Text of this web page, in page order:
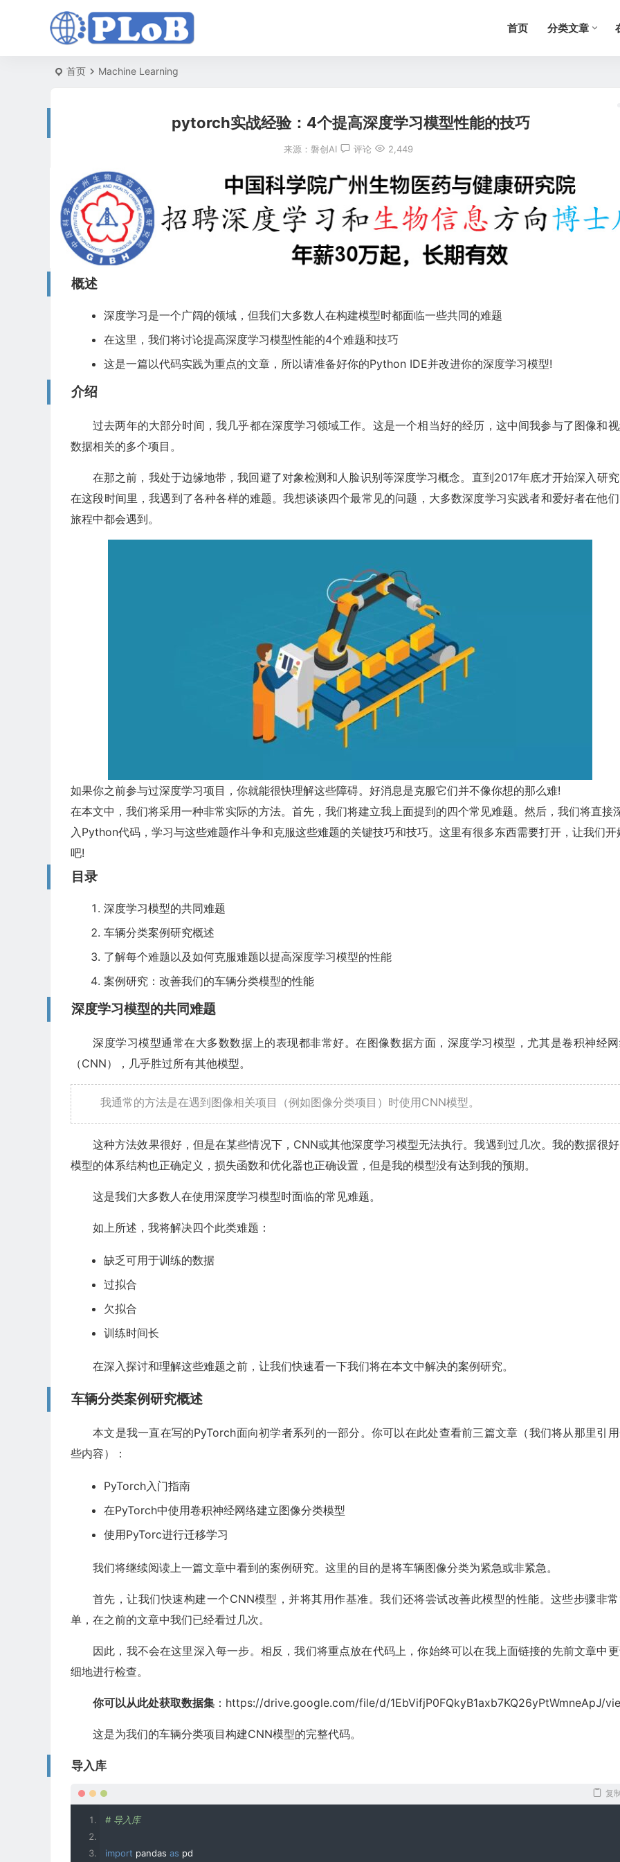
首页 分类文章
首页 Machine Learning
pytorch实战经验：4个提高深度学习模型性能的技巧
来源：磐创AI 评论 2,449
概述
深度学习是一个广阔的领域，但我们大多数人在构建模型时都面临一些共同的难题
在这里，我们将讨论提高深度学习模型性能的4个难题和技巧
这是一篇以代码实践为重点的文章，所以请准备好你的Python IDE并改进你的深度学习模型!
介绍
过去两年的大部分时间，我几乎都在深度学习领域工作。这是一个相当好的经历，这中间我参与了图像和
数据相关的多个项目。
在那之前，我处于边缘地带，我回避了对象检测和人脸识别等深度学习概念。直到2017年底才开始深入研
在这段时间里，我遇到了各种各样的难题。我想谈谈四个最常见的问题，大多数深度学习实践者和爱好者在他
旅程中都会遇到。
如果你之前参与过深度学习项目，你就能很快理解这些障碍。好消息是克服它们并不像你想的那么难!
在本文中，我们将采用一种非常实际的方法。首先，我们将建立我上面提到的四个常见难题。然后，我们将直接
入Python代码，学习与这些难题作斗争和克服这些难题的关键技巧和技巧。这里有很多东西需要打开，让我们开
吧!
目录
深度学习模型的共同难题
车辆分类案例研究概述
了解每个难题以及如何克服难题以提高深度学习模型的性能
案例研究：改善我们的车辆分类模型的性能
深度学习模型的共同难题
深度学习模型通常在大多数数据上的表现都非常好。在图像数据方面，深度学习模型，尤其是卷积神经
（CNN），几乎胜过所有其他模型。
我通常的方法是在遇到图像相关项目（例如图像分类项目）时使用CNN模型。
这种方法效果很好，但是在某些情况下，CNN或其他深度学习模型无法执行。我遇到过几次。我的数据很
模型的体系结构也正确定义，损失函数和优化器也正确设置，但是我的模型没有达到我的预期。
这是我们大多数人在使用深度学习模型时面临的常见难题。
如上所述，我将解决四个此类难题：
缺乏可用于训练的数据
过拟合
欠拟合
训练时间长
在深入探讨和理解这些难题之前，让我们快速看一下我们将在本文中解决的案例研究。
车辆分类案例研究概述
本文是我一直在写的PyTorch面向初学者系列的一部分。你可以在此处查看前三篇文章（我们将从那里引
些内容）：
PyTorch入门指南
在PyTorch中使用卷积神经网络建立图像分类模型
使用PyTorc进行迁移学习
我们将继续阅读上一篇文章中看到的案例研究。这里的目的是将车辆图像分类为紧急或非紧急。
首先，让我们快速构建一个CNN模型，并将其用作基准。我们还将尝试改善此模型的性能。这些步骤非
单，在之前的文章中我们已经看过几次。
因此，我不会在这里深入每一步。相反，我们将重点放在代码上，你始终可以在我上面链接的先前文章中
细地进行检查。
你可以从此处获取数据集 ：https://drive.google.com/file/d/1EbVifjP0FQkyB1axb7KQ26yPtWmneApJ/
这是为我们的车辆分类项目构建CNN模型的完整代码。
导入库
复
# 导入库
import pandas as pd